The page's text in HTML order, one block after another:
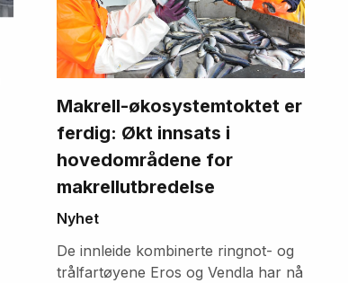
Makrell-økosystemtoktet er
ferdig: Økt innsats i
hovedområdene for
makrellutbredelse
Nyhet
De innleide kombinerte ringnot- og
trålfartøyene Eros og Vendla har nå